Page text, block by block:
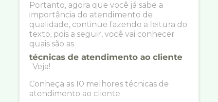
Portanto, agora que você já sabe a
importância do atendimento de
qualidade, continue fazendo a leitura do
texto, pois a seguir, você vai conhecer
quais são as
técnicas de atendimento ao cliente
. Veja!
Conheça as 10 melhores técnicas de
atendimento ao cliente